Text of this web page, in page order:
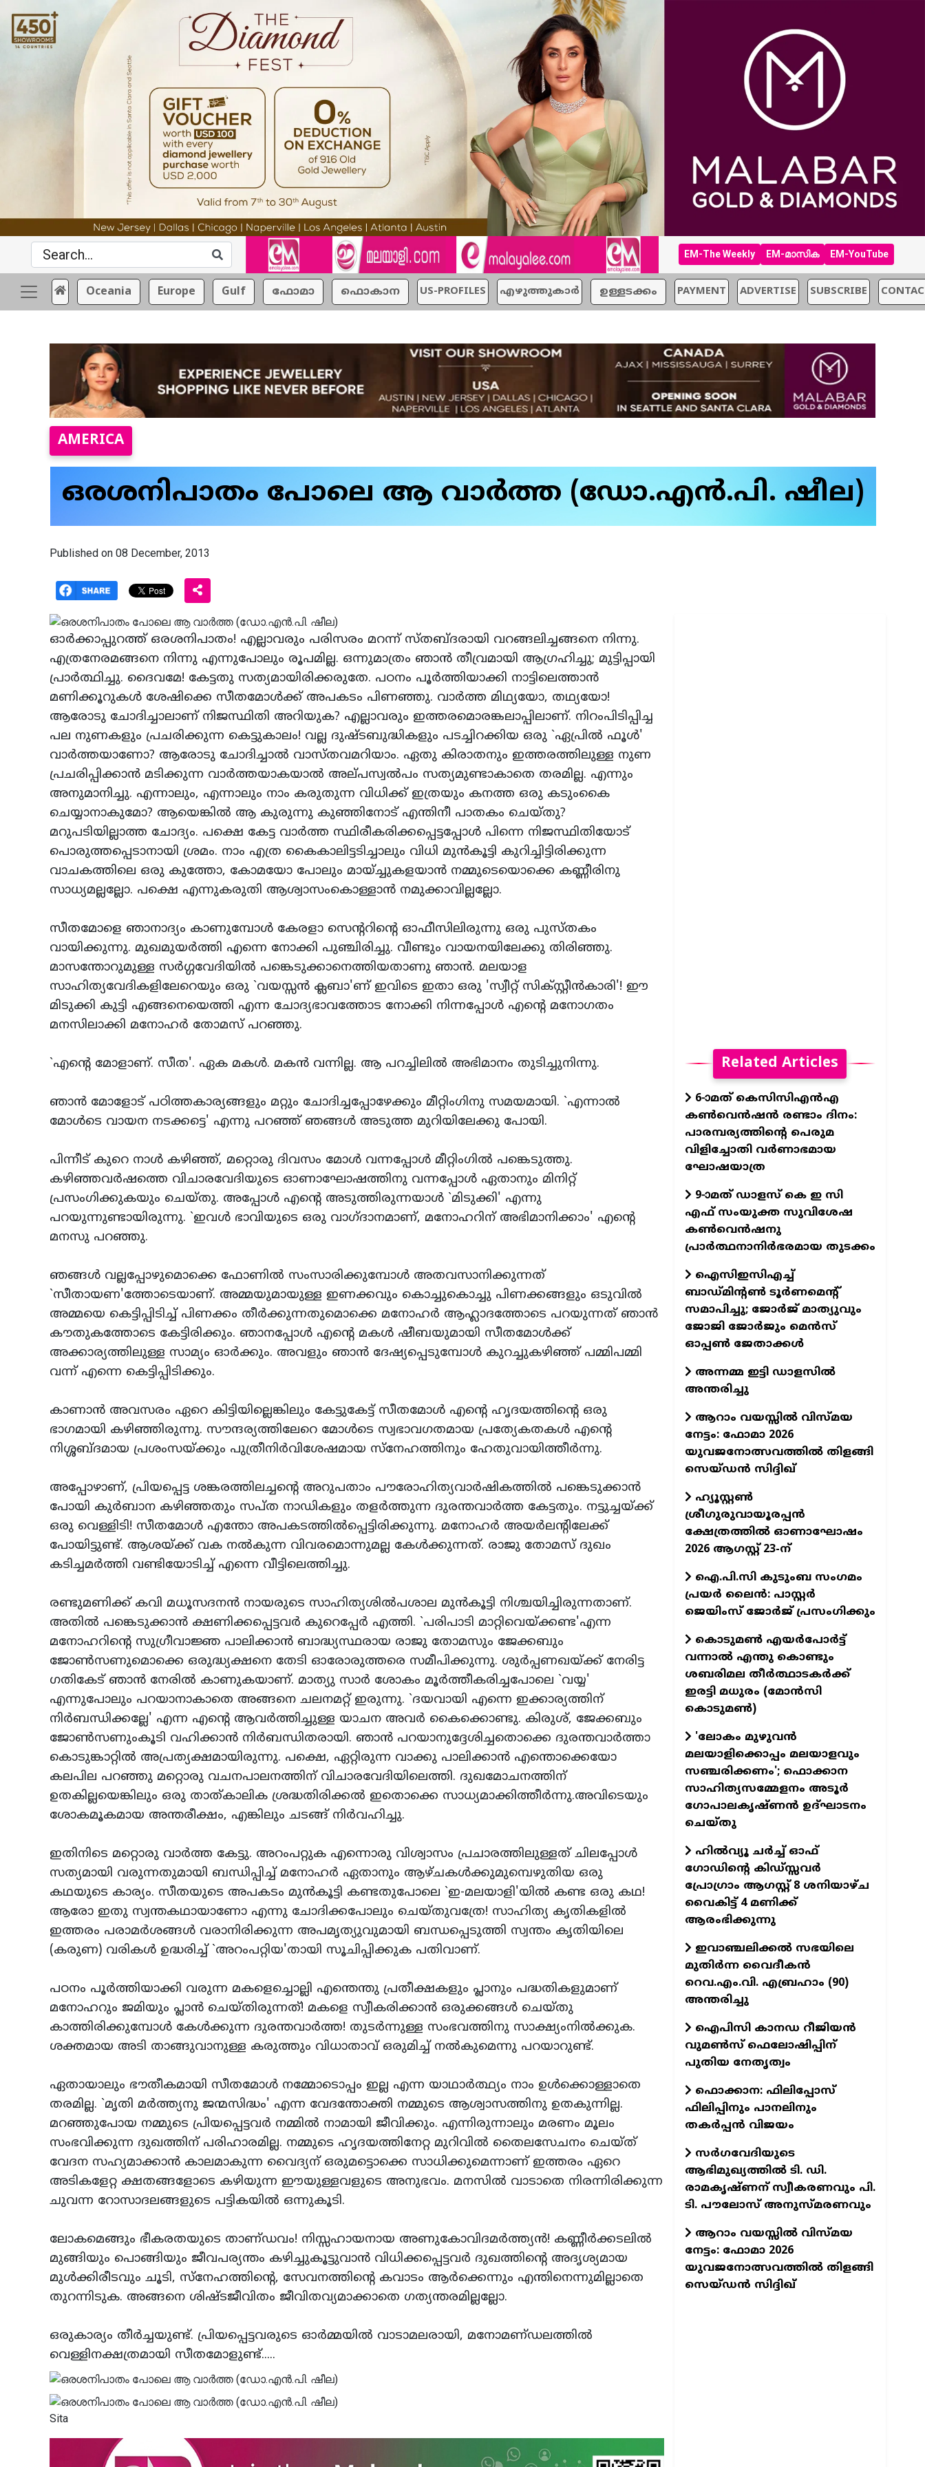
EM-The Weekly EM-മാസിക EM-YouTube
Oceania Europe Gulf ഫോമാ ഫൊകാന US-PROFILES എഴുത്തുകാര്‍ ഉള്ളടക്കം PAYMENT ADVERTISE SUBSCRIBE
AMERICA
ഒരശനിപാതം പോലെ ആ വാര്‍ത്ത (ഡോ.എന്‍.പി. ഷീല)
Published on 08 December, 2013
ഓര്‍ക്കാപ്പുറത്ത്‌ ഒരശനിപാതം! എല്ലാവരും പരിസരം മറന്ന്‌ സ്‌തബ്‌ദരായി വറങ്ങലിച്ചങ്ങനെ നിന്നു.
എത്രനേരമങ്ങനെ നിന്നു എന്നുപോലും രൂപമില്ല. ഒന്നുമാത്രം ഞാന്‍ തീവ്രമായി ആഗ്രഹിച്ചു; മുട്ടിപ്പായി
പ്രാര്‍ത്ഥിച്ചു. ദൈവമേ! കേട്ടതു സത്യമായിരിക്കരുതേ. പഠനം പൂര്‍ത്തിയാക്കി നാട്ടിലെത്താന്‍
മണിക്കൂറുകള്‍ ശേഷിക്കെ സീതമോള്‍ക്ക്‌ അപകടം പിണഞ്ഞു. വാര്‍ത്ത മിഥ്യയോ, തഥ്യയോ!
ആരോടു ചോദിച്ചാലാണ്‌ നിജസ്ഥിതി അറിയുക? എല്ലാവരും ഇത്തരമൊരങ്കലാപ്പിലാണ്‌. നിറംപിടിപ്പിച്ച
പല നുണകളും പ്രചരിക്കുന്ന കെട്ടുകാലം! വല്ല ദുഷ്‌ടബുദ്ധികളും പടച്ചിറക്കിയ ഒരു `ഏപ്രില്‍ ഫൂള്‍'
വാര്‍ത്തയാണോ? ആരോടു ചോദിച്ചാല്‍ വാസ്‌തവമറിയാം. ഏതു കിരാതനും ഇത്തരത്തിലുള്ള നുണ
പ്രചരിപ്പിക്കാന്‍ മടിക്കുന്ന വാര്‍ത്തയാകയാല്‍ അല്‌പസ്വല്‍പം സത്യമുണ്ടാകാതെ തരമില്ല. എന്നും
അനുമാനിച്ചു. എന്നാലും, എന്നാലും നാം കരുതുന്ന വിധിക്ക്‌ ഇത്രയും കനത്ത ഒരു കടുംകൈ
ചെയ്യാനാകുമോ? ആയെങ്കില്‍ ആ കുരുന്നു കുഞ്ഞിനോട്‌ എന്തിനീ പാതകം ചെയ്‌തു?
മറുപടിയില്ലാത്ത ചോദ്യം. പക്ഷെ കേട്ട വാര്‍ത്ത സ്ഥിരീകരിക്കപ്പെട്ടപ്പോള്‍ പിന്നെ നിജസ്ഥിതിയോട്‌
പൊരുത്തപ്പെടാനായി ശ്രമം. നാം എത്ര കൈകാലിട്ടടിച്ചാലും വിധി മുന്‍കൂട്ടി കുറിച്ചിട്ടിരിക്കുന്ന
വാചകത്തിലെ ഒരു കുത്തോ, കോമയോ പോലും മായ്‌ച്ചുകളയാന്‍ നമ്മുടെയൊക്കെ കണ്ണീരിനു
സാധ്യമല്ലല്ലോ. പക്ഷെ എന്നുകരുതി ആശ്വാസംകൊള്ളാന്‍ നമുക്കാവില്ലല്ലോ.
സീതമോളെ ഞാനാദ്യം കാണുമ്പോള്‍ കേരളാ സെന്ററിന്റെ ഓഫീസിലിരുന്നു ഒരു പുസ്‌തകം
വായിക്കുന്നു. മുഖമുയര്‍ത്തി എന്നെ നോക്കി പുഞ്ചിരിച്ചു. വീണ്ടും വായനയിലേക്കു തിരിഞ്ഞു.
മാസന്തോറുമുള്ള സര്‍ഗ്ഗവേദിയില്‍ പങ്കെടുക്കാനെത്തിയതാണു ഞാന്‍. മലയാള
സാഹിത്യവേദികളിലേറെയും ഒരു `വയസ്സന്‍ ക്ലബാ'ണ്‌ ഇവിടെ ഇതാ ഒരു 'സ്വീറ്റ്‌ സിക്‌സ്റ്റീന്‍കാരി'! ഈ
മിടുക്കി കുട്ടി എങ്ങനെയെത്തി എന്ന ചോദ്യഭാവത്തോട നോക്കി നിന്നപ്പോള്‍ എന്റെ മനോഗതം
മനസിലാക്കി മനോഹര്‍ തോമസ്‌ പറഞ്ഞു.
`എന്റെ മോളാണ്‌. സീത'. ഏക മകള്‍. മകന്‍ വന്നില്ല. ആ പറച്ചിലില്‍ അഭിമാനം തുടിച്ചുനിന്നു.
ഞാന്‍ മോളോട്‌ പഠിത്തകാര്യങ്ങളും മറ്റും ചോദിച്ചപ്പോഴേക്കും മീറ്റിംഗിനു സമയമായി. `എന്നാല്‍
മോള്‍ടെ വായന നടക്കട്ടെ' എന്നു പറഞ്ഞ്‌ ഞങ്ങള്‍ അടുത്ത മുറിയിലേക്കു പോയി.
പിന്നീട്‌ കുറെ നാള്‍ കഴിഞ്ഞ്‌, മറ്റൊരു ദിവസം മോള്‍ വന്നപ്പോള്‍ മീറ്റിംഗില്‍ പങ്കെടുത്തു.
കഴിഞ്ഞവര്‍ഷത്തെ വിചാരവേദിയുടെ ഓണാഘോഷത്തിനു വന്നപ്പോള്‍ ഏതാനും മിനിറ്റ്‌
പ്രസംഗിക്കുകയും ചെയ്‌തു. അപ്പോള്‍ എന്റെ അടുത്തിരുന്നയാള്‍ `മിടുക്കി' എന്നു
പറയുന്നുണ്ടായിരുന്നു. `ഇവള്‍ ഭാവിയുടെ ഒരു വാഗ്‌ദാനമാണ്‌, മനോഹറിന്‌ അഭിമാനിക്കാം' എന്റെ
മനസു പറഞ്ഞു.
ഞങ്ങള്‍ വല്ലപ്പോഴുമൊക്കെ ഫോണില്‍ സംസാരിക്കുമ്പോള്‍ അതവസാനിക്കുന്നത്‌
`സീതായണ'ത്തോടെയാണ്‌. അമ്മയുമായുള്ള ഇണക്കവും കൊച്ചുകൊച്ചു പിണക്കങ്ങളും ഒടുവില്‍
അമ്മയെ കെട്ടിപ്പിടിച്ച്‌ പിണക്കം തീര്‍ക്കുന്നതുമൊക്കെ മനോഹര്‍ ആഹ്ലാദത്തോടെ പറയുന്നത്‌ ഞാന്‍
കൗതുകത്തോടെ കേട്ടിരിക്കും. ഞാനപ്പോള്‍ എന്റെ മകള്‍ ഷീബയുമായി സീതമോള്‍ക്ക്‌
അക്കാര്യത്തിലുള്ള സാമ്യം ഓര്‍ക്കും. അവളും ഞാന്‍ ദേഷ്യപ്പെടുമ്പോള്‍ കുറച്ചുകഴിഞ്ഞ്‌ പമ്മിപമ്മി
വന്ന്‌ എന്നെ കെട്ടിപ്പിടിക്കും.
കാണാന്‍ അവസരം ഏറെ കിട്ടിയില്ലെങ്കിലും കേട്ടുകേട്ട്‌ സീതമോള്‍ എന്റെ ഹൃദയത്തിന്റെ ഒരു
ഭാഗമായി കഴിഞ്ഞിരുന്നു. സൗന്ദര്യത്തിലേറെ മോള്‍ടെ സ്വഭാവഗതമായ പ്രത്യേകതകള്‍ എന്റെ
നിശ്ശബ്‌ദമായ പ്രശംസയ്‌ക്കും പുത്രീനിര്‍വിശേഷമായ സ്‌നേഹത്തിനും ഹേതുവായിത്തീര്‍ന്നു.
അപ്പോഴാണ്‌, പ്രിയപ്പെട്ട ശങ്കരത്തിലച്ചന്റെ അറുപതാം പൗരോഹിത്യവാര്‍ഷികത്തില്‍ പങ്കെടുക്കാന്‍
പോയി കുര്‍ബാന കഴിഞ്ഞതും സപ്‌ത നാഡികളും തളര്‍ത്തുന്ന ദുരന്തവാര്‍ത്ത കേട്ടതും. നട്ടുച്ചയ്‌ക്ക്‌
ഒരു വെള്ളിടി! സീതമോള്‍ എന്തോ അപകടത്തില്‍പ്പെട്ടിരിക്കുന്നു. മനോഹര്‍ അയര്‍ലന്റിലേക്ക്‌
പോയിട്ടുണ്ട്‌. ആശയ്‌ക്ക്‌ വക നല്‍കുന്ന വിവരമൊന്നുമല്ല കേള്‍ക്കുന്നത്‌. രാജു തോമസ്‌ ദുഖം
കടിച്ചമര്‍ത്തി വണ്ടിയോടിച്ച്‌ എന്നെ വീട്ടിലെത്തിച്ചു.
രണ്ടുമണിക്ക്‌ കവി മധൂസദനന്‍ നായരുടെ സാഹിത്യശില്‍പശാല മുന്‍കൂട്ടി നിശ്ചയിച്ചിരുന്നതാണ്‌.
അതില്‍ പങ്കെടുക്കാന്‍ ക്ഷണിക്കപ്പെട്ടവര്‍ കുറെപ്പേര്‍ എത്തി. `പരിപാടി മാറ്റിവെയ്‌ക്കണ്ട'എന്ന
മനോഹറിന്റെ സുഗ്രീവാജ്ഞ പാലിക്കാന്‍ ബാദ്ധ്യസ്ഥരായ രാജു തോമസും ജേക്കബും
ജോണ്‍സണുമൊക്കെ ഒരുദ്ധ്യക്ഷനെ തേടി ഓരോരുത്തരെ സമീപിക്കുന്നു. ശുര്‍പ്പണഖയ്‌ക്ക്‌ നേരിട്ട
ഗതികേട്‌ ഞാന്‍ നേരില്‍ കാണുകയാണ്‌. മാത്യു സാര്‍ ശോകം മൂര്‍ത്തീകരിച്ചപോലെ `വയ്യ'
എന്നുപോലും പറയാനാകാതെ അങ്ങനെ ചലനമറ്റ്‌ ഇരുന്നു. `ദയവായി എന്നെ ഇക്കാര്യത്തിന്‌
നിര്‍ബന്ധിക്കല്ലേ' എന്ന എന്റെ ആവര്‍ത്തിച്ചുള്ള യാചന അവര്‍ കൈക്കൊണ്ടു. കിരുശ്‌, ജേക്കബും
ജോണ്‍സണുംകൂടി വഹിക്കാന്‍ നിര്‍ബന്ധിതരായി. ഞാന്‍ പറയാനുദ്ദേശിച്ചതൊക്കെ ദുരന്തവാര്‍ത്താ
കൊടുങ്കാറ്റില്‍ അപ്രത്യക്ഷമായിരുന്നു. പക്ഷെ, ഏറ്റിരുന്ന വാക്കു പാലിക്കാന്‍ എന്തൊക്കെയോ
കലപില പറഞ്ഞു മറ്റൊരു വചനപാലനത്തിന്‌ വിചാരവേദിയിലെത്തി. ദുഖമോചനത്തിന്‌
ഉതകില്ലയെങ്കിലും ഒരു താത്‌കാലിക ശ്രദ്ധതിരിക്കല്‍ ഇതൊക്കെ സാധ്യമാക്കിത്തീര്‍ന്നു.അവിടെയും
ശോകമൂകമായ അന്തരീക്ഷം, എങ്കിലും ചടങ്ങ്‌ നിര്‍വഹിച്ചു.
ഇതിനിടെ മറ്റൊരു വാര്‍ത്ത കേട്ടു. അറംപറ്റുക എന്നൊരു വിശ്വാസം പ്രചാരത്തിലുള്ളത്‌ ചിലപ്പോള്‍
സത്യമായി വരുന്നതുമായി ബന്ധിപ്പിച്ച്‌ മനോഹര്‍ ഏതാനും ആഴ്‌ചകള്‍ക്കുമുമ്പെഴുതിയ ഒരു
കഥയുടെ കാര്യം. സീതയുടെ അപകടം മുന്‍കൂട്ടി കണ്ടതുപോലെ `ഇ-മലയാളി'യില്‍ കണ്ട ഒരു കഥ!
ആരോ ഇതു സ്വന്തകഥായാണോ എന്നു ചോദിക്കപോലും ചെയ്‌തുവത്രേ! സാഹിത്യ കൃതികളില്‍
ഇത്തരം പരാമര്‍ശങ്ങള്‍ വരാനിരിക്കുന്ന അപമൃത്യുവുമായി ബന്ധപ്പെടുത്തി സ്വന്തം കൃതിയിലെ
(കരുണ) വരികള്‍ ഉദ്ധരിച്ച്‌ `അറംപറ്റിയ'തായി സൂചിപ്പിക്കുക പതിവാണ്‌.
പഠനം പൂര്‍ത്തിയാക്കി വരുന്ന മകളെച്ചൊല്ലി എന്തെന്തു പ്രതീക്ഷകളും പ്ലാനും പദ്ധതികളുമാണ്‌
മനോഹറും ജമിയും പ്ലാന്‍ ചെയ്‌തിരുന്നത്‌! മകളെ സ്വീകരിക്കാന്‍ ഒരുക്കങ്ങള്‍ ചെയ്‌തു
കാത്തിരിക്കുമ്പോള്‍ കേള്‍ക്കുന്ന ദുരന്തവാര്‍ത്ത! തുടര്‍ന്നുള്ള സംഭവത്തിനു സാക്ഷ്യംനില്‍ക്കുക.
ശക്തമായ അടി താങ്ങുവാനുള്ള കരുത്തും വിധാതാവ്‌ ഒരുമിച്ച്‌ നല്‍കുമെന്നു പറയാറുണ്ട്‌.
ഏതായാലും ഭൗതീകമായി സീതമോള്‍ നമ്മോടൊപ്പം ഇല്ല എന്ന യാഥാര്‍ത്ഥ്യം നാം ഉള്‍ക്കൊള്ളാതെ
തരമില്ല. `മൃതി മര്‍ത്ത്യനു ജന്മസിദ്ധം' എന്ന വേദന്തോക്തി നമ്മുടെ ആശ്വാസത്തിനു ഉതകുന്നില്ല.
മറഞ്ഞുപോയ നമ്മുടെ പ്രിയപ്പെട്ടവര്‍ നമ്മില്‍ നാമായി ജീവിക്കും. എന്നിരുന്നാലും മരണം മൂലം
സംഭവിക്കുന്ന ദുഖത്തിന്‌ പരിഹാരമില്ല. നമ്മുടെ ഹൃദയത്തിനേറ്റ മുറിവില്‍ തൈലസേചനം ചെയ്‌ത്‌
വേദന സഹ്യമാക്കാന്‍ കാലമാകുന്ന വൈദ്യന്‌ ഒരുമട്ടൊക്കെ സാധിക്കുമെന്നാണ്‌ ഇത്തരം ഏറെ
അടികളേറ്റ ക്ഷതങ്ങളോടെ കഴിയുന്ന ഈയുള്ളവളുടെ അനുഭവം. മനസില്‍ വാടാതെ നിരന്നിരിക്കുന്ന
ചുവന്ന റോസാദലങ്ങളുടെ പട്ടികയില്‍ ഒന്നുകൂടി.
ലോകമെങ്ങും ഭീകരതയുടെ താണ്‌ഡവം! നിസ്സഹായനായ അണുകോവിദമര്‍ത്ത്യന്‍! കണ്ണീര്‍ക്കടലില്‍
മുങ്ങിയും പൊങ്ങിയും ജീവപര്യന്തം കഴിച്ചുകൂട്ടുവാന്‍ വിധിക്കപ്പെട്ടവര്‍ ദുഖത്തിന്റെ അദൃശ്യമായ
മുള്‍ക്കിരീടവും ചൂടി, സ്‌നേഹത്തിന്റെ, സേവനത്തിന്റെ കവാടം ആര്‍ക്കെന്നും എന്തിനെന്നുമില്ലാതെ
തുറന്നിടുക. അങ്ങനെ ശിഷ്‌ടജീവിതം ജീവിതവ്യമാക്കാതെ ഗത്യന്തരമില്ലല്ലോ.
ഒരുകാര്യം തീര്‍ച്ചയുണ്ട്‌. പ്രിയപ്പെട്ടവരുടെ ഓര്‍മ്മയില്‍ വാടാമലരായി, മനോമണ്‌ഡലത്തില്‍
വെള്ളിനക്ഷത്രമായി സീതമോളുണ്ട്‌.....
Sita
Related Articles
6-ാമത് കെസിസിഎന്‍എ
കണ്‍വെന്‍ഷന്‍ രണ്ടാം ദിനം:
പാരമ്പര്യത്തിന്റെ പെരുമ
വിളിച്ചോതി വര്‍ണാഭമായ
ഘോഷയാത്ര
9-ാമത് ഡാളസ് കെ ഇ സി
എഫ് സംയുക്ത സുവിശേഷ
കൺവെൻഷനു
പ്രാർത്ഥനാനിർഭരമായ തുടക്കം
ഐസിഇസിഎച്ച്
ബാഡ്മിന്റൺ ടൂർണമെന്റ്
സമാപിച്ചു; ജോർജ് മാത്യുവും
ജോജി ജോർജും മെൻസ്
ഓപ്പൺ ജേതാക്കൾ
അന്നമ്മ ഇട്ടി ഡാളസിൽ
അന്തരിച്ചു
ആറാം വയസ്സിൽ വിസ്മയ
നേട്ടം: ഫോമാ 2026
യുവജനോത്സവത്തിൽ തിളങ്ങി
സെയ്ഡൻ സിദ്ദിഖ്
ഹ്യൂസ്റ്റൺ
ശ്രീഗുരുവായൂരപ്പൻ
ക്ഷേത്രത്തിൽ ഓണാഘോഷം
2026 ആഗസ്റ്റ് 23-ന്
ഐ.പി.സി കുടുംബ സംഗമം
പ്രയർ ലൈൻ: പാസ്റ്റർ
ജെയിംസ് ജോർജ് പ്രസംഗിക്കും
കൊടുമൺ എയർപോർട്ട്
വന്നാൽ എന്തു കൊണ്ടും
ശബരിമല തീർത്ഥാടകർക്ക്
ഇരട്ടി മധുരം (മോൻസി
കൊടുമൺ)
'ലോകം മുഴുവൻ
മലയാളിക്കൊപ്പം മലയാളവും
സഞ്ചരിക്കണം'; ഫൊക്കാന
സാഹിത്യസമ്മേളനം അടൂർ
ഗോപാലകൃഷ്ണൻ ഉദ്ഘാടനം
ചെയ്തു
ഹിൽവ്യൂ ചർച്ച് ഓഫ്
ഗോഡിന്റെ കിഡ്സ്സവർ
പ്രോഗ്രാം ആഗസ്റ്റ് 8 ശനിയാഴ്ച
വൈകിട്ട് 4 മണിക്ക്
ആരംഭിക്കുന്നു
ഇവാഞ്ചലിക്കൽ സഭയിലെ
മുതിർന്ന വൈദീകൻ
റെവ.എം.വി. എബ്രഹാം (90)
അന്തരിച്ചു
ഐപിസി കാനഡ റീജിയൻ
വുമൺസ് ഫെലോഷിപ്പിന്
പുതിയ നേതൃത്വം
ഫൊക്കാന: ഫിലിപ്പോസ്
ഫിലിപ്പിനും പാനലിനും
തകർപ്പൻ വിജയം
സർഗവേദിയുടെ
ആഭിമുഖ്യത്തിൽ ടി. ഡി.
രാമകൃഷ്ണന് സ്വീകരണവും പി.
ടി. പൗലോസ് അനുസ്മരണവും
ആറാം വയസ്സിൽ വിസ്മയ
നേട്ടം: ഫോമാ 2026
യുവജനോത്സവത്തിൽ തിളങ്ങി
സെയ്ഡൻ സിദ്ദിഖ്